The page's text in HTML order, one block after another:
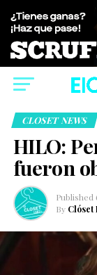
CLOSET NEWS
HILO:
fueron
Published
By Clóset